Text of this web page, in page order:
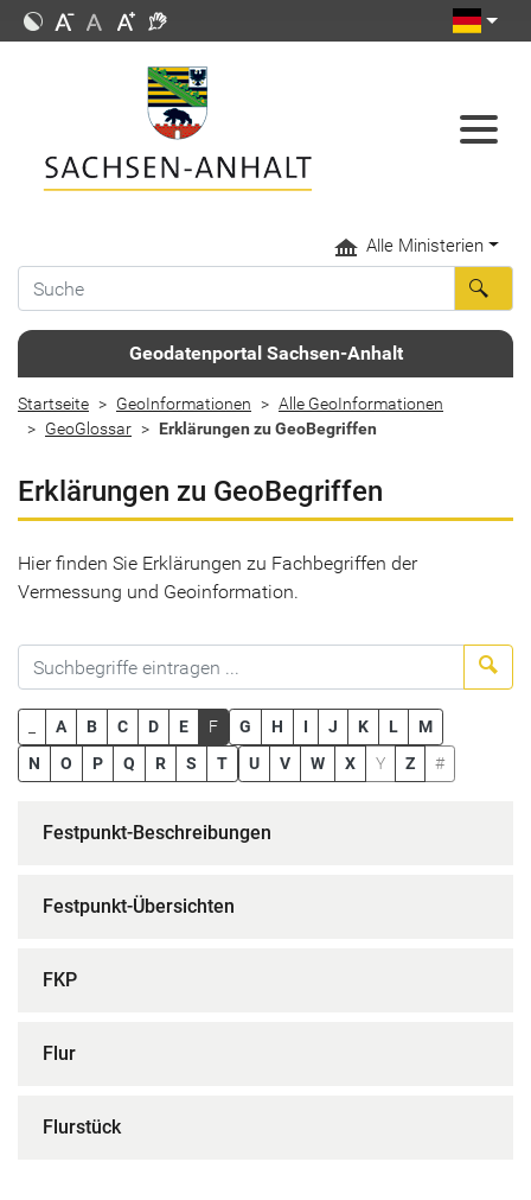
Alle Ministerien
Geodatenportal Sachsen-Anhalt
Startseite GeoInformationen
Alle GeoInformationen
GeoGlossar
Erklärungen zu GeoBegriffen
Erklärungen zu GeoBegriffen
Hier finden Sie Erklärungen zu Fachbegriffen der
Vermessung und Geoinformation.
A B C D E F G H I J K L
M
N
O P Q R S T U V W X Y Z #
Festpunkt-Beschreibungen
Festpunkt-Übersichten
FKP
Flur
Flurstück